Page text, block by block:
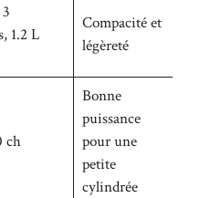
1.2 L
Compacité et
légèreté
ch
Bonne
puissance
pour une
petite
cylindrée